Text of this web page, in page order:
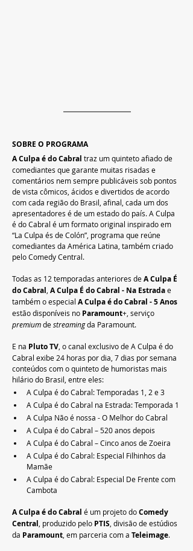
SOBRE O PROGRAMA
A Culpa é do Cabral traz um quinteto afiado de
comediantes que garante muitas risadas e
comentários nem sempre publicáveis sob pontos
de vista cômicos, ácidos e divertidos de acordo
com cada região do Brasil, afinal, cada um dos
apresentadores é de um estado do país. A Culpa
é do Cabral é um formato original inspirado em
“La Culpa és de Colón”, programa que reúne
comediantes da América Latina, também criado
pelo Comedy Central.
Todas as 12 temporadas anteriores de A Culpa É
do Cabral A Culpa É do Cabral - Na Estrada e
também o especial A Culpa é do Cabral - 5 Anos
estão disponíveis no Paramount+, serviço
premium de streaming da Paramount.
E na Pluto TV , o canal exclusivo de A Culpa é do
Cabral exibe 24 horas por dia, 7 dias por semana
conteúdos com o quinteto de humoristas mais
hilário do Brasil, entre eles:
A Culpa é do Cabral: Temporadas 1, 2 e 3
A Culpa é do Cabral na Estrada: Temporada 1
A Culpa Não é nossa - O Melhor do Cabral
A Culpa é do Cabral – 520 anos depois
A Culpa é do Cabral – Cinco anos de Zoeira
A Culpa é do Cabral: Especial Filhinhos da
Mamãe
A Culpa é do Cabral: Especial De Frente com
Cambota
A Culpa é do Cabral é um projeto do Comedy
Central , produzido pelo PTIS , divisão de estúdios
da Paramount , em parceria com a Teleimage.